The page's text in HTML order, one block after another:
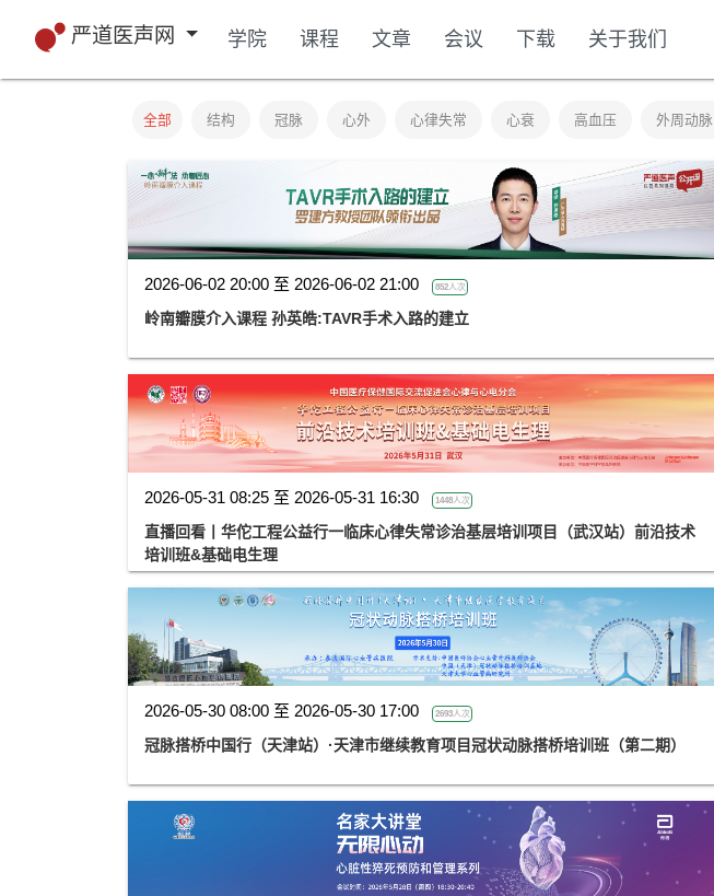
严道医声网 学院 课程 文章 会议 下载 关于我们
全部 结构 冠脉 心外 心律失常 心衰 高血压 外周动脉
2026-06-02 20:00 至 2026-06-02 21:00 852人次
岭南瓣膜介入课程 孙英皓:TAVR手术入路的建立
2026-05-31 08:25 至 2026-05-31 16:30 1448人次
直播回看丨华佗工程公益行一临床心律失常诊治基层培训项目（武汉站）前沿技术
培训班&基础电生理
2026-05-30 08:00 至 2026-05-30 17:00 2693人次
冠脉搭桥中国行（天津站）·天津市继续教育项目冠状动脉搭桥培训班（第二期）